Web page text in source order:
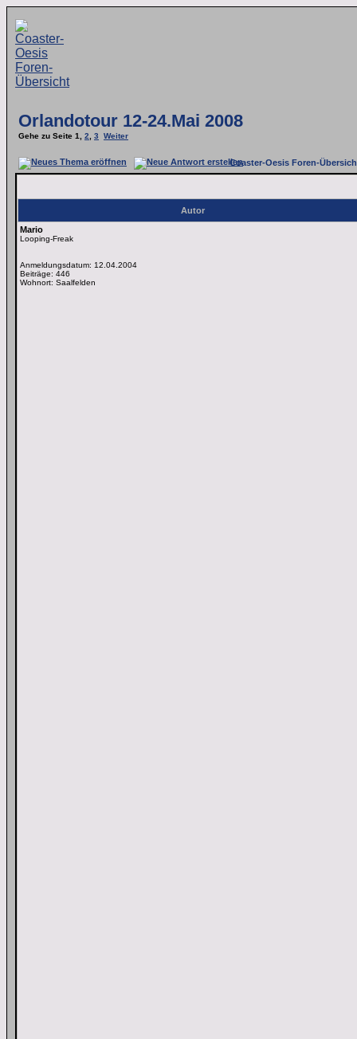
Orlandotour 12-24.Mai 2008
Gehe zu Seite 1 2 3 Weiter
Coaster-Oesis Foren-
Autor
Mario
Looping-Freak
Anmeldungsdatum: 12.04.2004
Beiträge: 446
Wohnort: Saalfelden